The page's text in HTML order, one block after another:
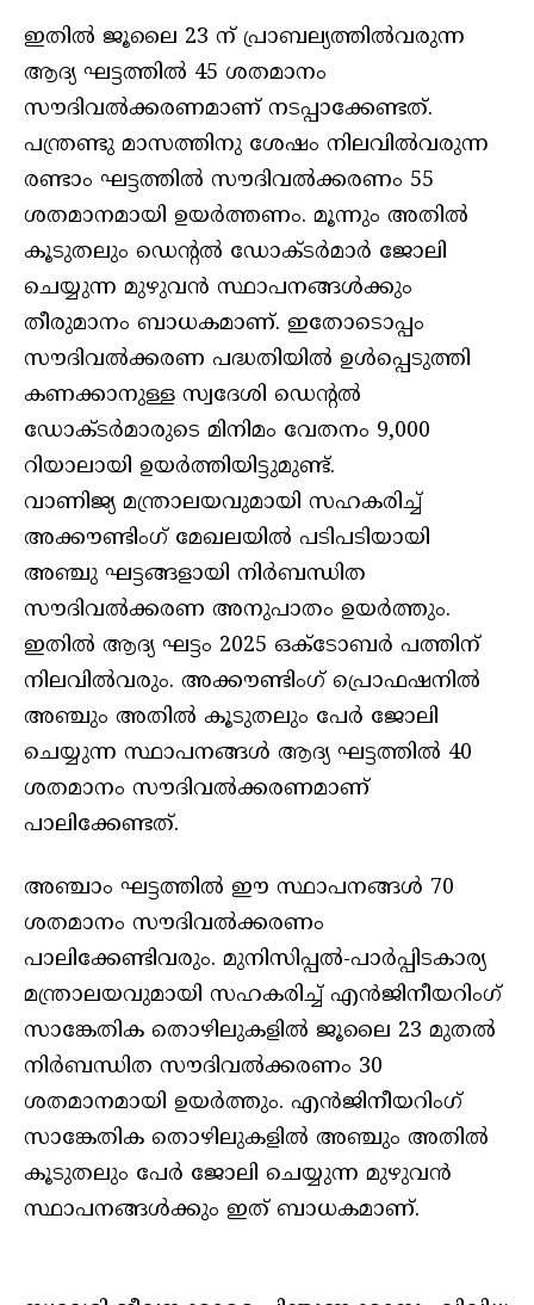
ഇതില്‍ ജൂലൈ 23 ന് പ്രാബല്യത്തില്‍വരുന്ന
ആദ്യ ഘട്ടത്തില്‍ 45 ശതമാനം
സൗദിവല്‍ക്കരണമാണ് നടപ്പാക്കേണ്ടത്.
പന്ത്രണ്ടു മാസത്തിനു ശേഷം നിലവില്‍വരുന്ന
രണ്ടാം ഘട്ടത്തില്‍ സൗദിവല്‍ക്കരണം 55
ശതമാനമായി ഉയര്‍ത്തണം. മൂന്നും അതില്‍
കൂടുതലും ഡെന്റല്‍ ഡോക്ടര്‍മാര്‍ ജോലി
ചെയ്യുന്ന മുഴുവന്‍ സ്ഥാപനങ്ങള്‍ക്കും
തീരുമാനം ബാധകമാണ്. ഇതോടൊപ്പം
സൗദിവല്‍ക്കരണ പദ്ധതിയില്‍ ഉള്‍പ്പെടുത്തി
കണക്കാനുള്ള സ്വദേശി ഡെന്റല്‍
ഡോക്ടര്‍മാരുടെ മിനിമം വേതനം 9,000
റിയാലായി ഉയര്‍ത്തിയിട്ടുമുണ്ട്.
വാണിജ്യ മന്ത്രാലയവുമായി സഹകരിച്ച്
അക്കൗണ്ടിംഗ് മേഖലയില്‍ പടിപടിയായി
അഞ്ചു ഘട്ടങ്ങളായി നിര്‍ബന്ധിത
സൗദിവല്‍ക്കരണ അനുപാതം ഉയര്‍ത്തും.
ഇതില്‍ ആദ്യ ഘട്ടം 2025 ഒക്‌ടോബര്‍ പത്തിന്
നിലവില്‍വരും. അക്കൗണ്ടിംഗ് പ്രൊഫഷനില്‍
അഞ്ചും അതില്‍ കൂടുതലും പേര്‍ ജോലി
ചെയ്യുന്ന സ്ഥാപനങ്ങള്‍ ആദ്യ ഘട്ടത്തില്‍ 40
ശതമാനം സൗദിവല്‍ക്കരണമാണ്
പാലിക്കേണ്ടത്.
അഞ്ചാം ഘട്ടത്തില്‍ ഈ സ്ഥാപനങ്ങള്‍ 70
ശതമാനം സൗദിവല്‍ക്കരണം
പാലിക്കേണ്ടിവരും. മുനിസിപ്പല്‍-പാര്‍പ്പിടകാര്യ
മന്ത്രാലയവുമായി സഹകരിച്ച് എന്‍ജിനീയറിംഗ്
സാങ്കേതിക തൊഴിലുകളില്‍ ജൂലൈ 23 മുതല്‍
നിര്‍ബന്ധിത സൗദിവല്‍ക്കരണം 30
ശതമാനമായി ഉയര്‍ത്തും. എന്‍ജിനീയറിംഗ്
സാങ്കേതിക തൊഴിലുകളില്‍ അഞ്ചും അതില്‍
കൂടുതലും പേര്‍ ജോലി ചെയ്യുന്ന മുഴുവന്‍
സ്ഥാപനങ്ങള്‍ക്കും ഇത് ബാധകമാണ്.